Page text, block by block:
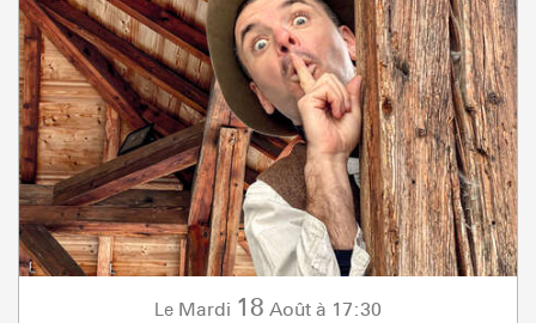
Le Mardi 18 Août à 17:30